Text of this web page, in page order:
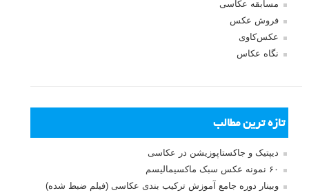
مسابقه عکاسی
فروش عکس
عکس‌کاوی
نگاه عکاس
تازه ترین مطالب
دیپتیک و جاکستا‌پوزیشن در عکاسی
۶۰ نمونه عکس سبک ماکسیمالیسم
وبینار دوره جامع آموزش ترکیب بندی عکاسی (فیلم ضبط شده)